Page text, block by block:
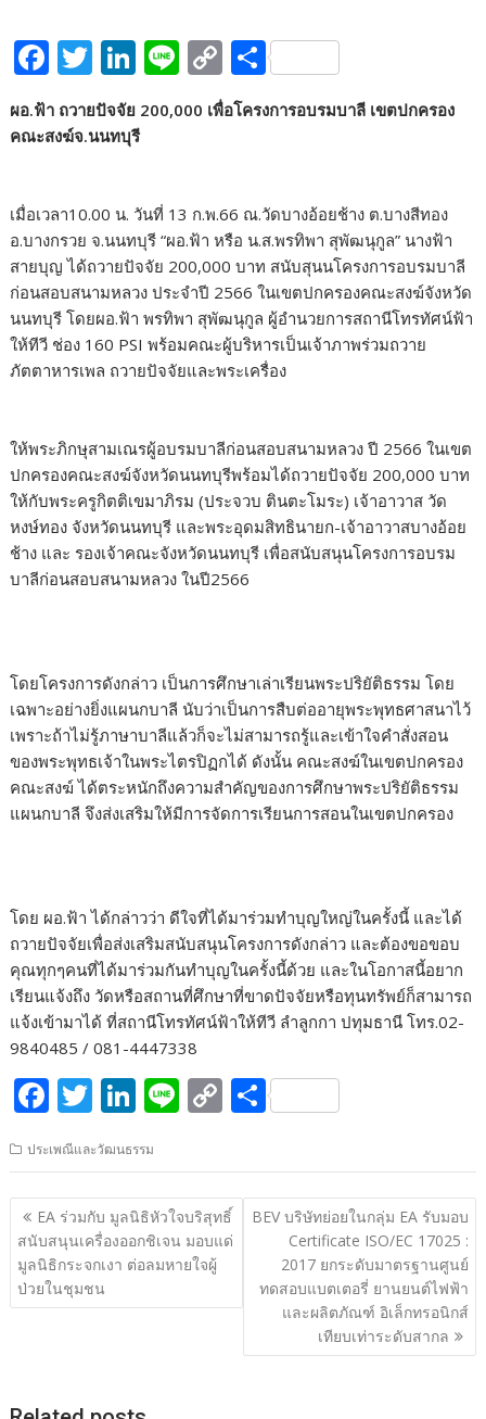
F
e
o
k
T
w
itt
Li
k
dI
n
Li
e
C
o
p
n
k
S
ar
ผอ.ฟ้า ถวายปัจจัย 200,000 เพื่อโครงการอบรมบาลี เขตปกครอง
คณะสงฆ์จ.นนทบุรี
เมื่อเวลา10.00 น. วันที่ 13 ก.พ.66 ณ.วัดบางอ้อยช้าง ต.บางสีทอง
อ.บางกรวย จ.นนทบุรี “ผอ.ฟ้า หรือ น.ส.พรทิพา สุพัฒนุกูล” นางฟ้า
สายบุญ ได้ถวายปัจจัย 200,000 บาท สนับสุนนโครงการอบรมบาลี
ก่อนสอบสนามหลวง ประจำปี 2566 ในเขตปกครองคณะสงฆ์จังหวัด
นนทบุรี โดยผอ.ฟ้า พรทิพา สุพัฒนุกูล ผู้อำนวยการสถานีโทรทัศน์ฟ้า
ให้ทีวี ช่อง 160 PSI พร้อมคณะผู้บริหารเป็นเจ้าภาพร่วมถวาย
ภัตตาหารเพล ถวายปัจจัยและพระเครื่อง
ให้พระภิกษุสามเณรผู้อบรมบาลีก่อนสอบสนามหลวง ปี 2566 ในเขต
ปกครองคณะสงฆ์จังหวัดนนทบุรีพร้อมได้ถวายปัจจัย 200,000 บาท
ให้กับพระครูกิตติเขมาภิรม (ประจวบ ตินตะโมระ) เจ้าอาวาส วัด
หงษ์ทอง จังหวัดนนทบุรี และพระอุดมสิทธินายก-เจ้าอาวาสบางอ้อย
ช้าง และ รองเจ้าคณะจังหวัดนนทบุรี เพื่อสนับสนุนโครงการอบรม
บาลีก่อนสอบสนามหลวง ในปี2566
โดยโครงการดังกล่าว เป็นการศึกษาเล่าเรียนพระปริยัติธรรม โดย
เฉพาะอย่างยิ่งแผนกบาลี นับว่าเป็นการสืบต่ออายุพระพุทธศาสนาไว้
เพราะถ้าไม่รู้ภาษาบาลีแล้วก็จะไม่สามารถรู้และเข้าใจคำสั่งสอน
ของพระพุทธเจ้าในพระไตรปิฏกได้ ดังนั้น คณะสงฆ์ในเขตปกครอง
คณะสงฆ์ ได้ตระหนักถึงความสำคัญของการศึกษาพระปริยัติธรรม
แผนกบาลี จึงส่งเสริมให้มีการจัดการเรียนการสอนในเขตปกครอง
โดย ผอ.ฟ้า ได้กล่าวว่า ดีใจที่ได้มาร่วมทำบุญใหญ่ในครั้งนี้ และได้
ถวายปัจจัยเพื่อส่งเสริมสนับสนุนโครงการดังกล่าว และต้องขอขอบ
คุณทุกๆคนที่ได้มาร่วมกันทำบุญในครั้งนี้ด้วย และในโอกาสนี้อยาก
เรียนแจ้งถึง วัดหรือสถานที่ศึกษาที่ขาดปัจจัยหรือทุนทรัพย์ก็สามารถ
แจ้งเข้ามาได้ ที่สถานีโทรทัศน์ฟ้าให้ทีวี ลำลูกกา ปทุมธานี โทร.02-
9840485 / 081-4447338
F
ac
e
b
o
o
k
T
itt
er
Li
k
e
dI
n
Li
e
C
p
y
Li
k
S
ar
e
ประเพณีและวัฒนธรรม
แนะแนว
เรื่อง
EA ร่วมกับ มูลนิธิหัวใจบริสุทธิ์
สนับสนุนเครื่องออกชิเจน มอบแด่
มูลนิธิกระจกเงา ต่อลมหายใจผู้
ป่วยในชุมชน
BEV บริษัทย่อยในกลุ่ม EA รับมอบ
Certificate ISO/EC 17025 :
2017 ยกระดับมาตรฐานศูนย์
ทดสอบแบตเตอรี่ ยานยนต์ไฟฟ้า
และผลิตภัณฑ์ อิเล็กทรอนิกส์
เทียบเท่าระดับสากล